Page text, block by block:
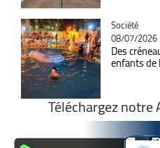
Catégorie
Société
08/07/
Des
enfants de
Téléchargez